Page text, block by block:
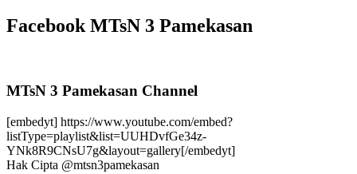
Facebook MTsN 3 Pamekasan
MTsN 3 Pamekasan Channel
[embedyt] https://www.youtube.com/embed?
listType=playlist&list=UUHDvfGe34z-
YNk8R9CNsU7g&layout=gallery[/embedyt]
Hak Cipta @mtsn3pamekasan